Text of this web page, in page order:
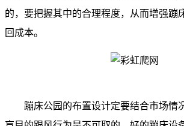
的，要把握其中的合理程度，从而增强蹦
回成本。
蹦床公园的布置设计定要结合市场情